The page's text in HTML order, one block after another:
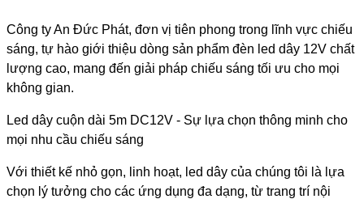
Công ty An Đức Phát, đơn vị tiên phong trong lĩnh vực chiếu
sáng, tự hào giới thiệu dòng sản phẩm đèn led dây 12V chất
lượng cao, mang đến giải pháp chiếu sáng tối ưu cho mọi
không gian.
Led dây cuộn dài 5m DC12V - Sự lựa chọn thông minh cho
mọi nhu cầu chiếu sáng
Với thiết kế nhỏ gọn, linh hoạt, led dây của chúng tôi là lựa
chọn lý tưởng cho các ứng dụng đa dạng, từ trang trí nội